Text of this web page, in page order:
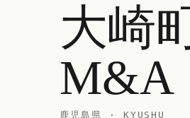
大崎
M&A
鹿児島県 · KYUSHU